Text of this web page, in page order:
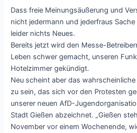
Dass freie Meinungsäußerung und
nicht jedermann und jederfraus
leider nichts Neues.
Bereits jetzt wird den Messe-
Leben schwer gemacht, unseren
Hotelzimmer gekündigt.
Neu scheint aber das
zu sein, das sich vor den Protesten
unserer neuen AfD-
Stadt Gießen abzeichnet. „Gießen
November vor einem Wochenende,